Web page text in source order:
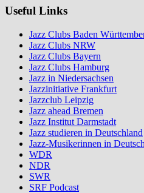
Useful Links
Jazz Clubs Baden
Jazz Clubs NRW
Jazz Clubs Bayern
Jazz Clubs Hamburg
Jazz in Niedersachsen
Jazzinitiative Frankfurt
Jazzclub Leipzig
Jazz ahead Bremen
Jazz Institut Darmstadt
Jazz studieren in Deutschland
Jazz-Musikerinnen in
WDR
NDR
SWR
SRF Podcast